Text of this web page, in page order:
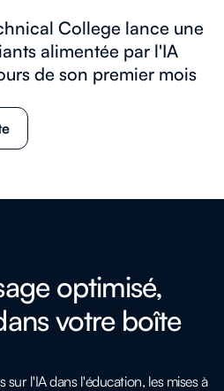
College lance une
alimentée par l'IA
de son premier mois
optimisé,
votre boîte
sur l'IA dans l'éducation, les mises à